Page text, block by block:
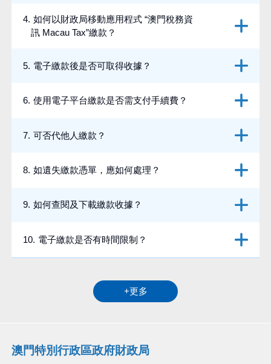
4. 如何以財政局移動應用程式 “澳門稅務資
訊 Macau Tax”繳款？
5. 電子繳款後是否可取得收據？
6. 使用電子平台繳款是否需支付手續費？
7. 可否代他人繳款？
8. 如遺失繳款憑單，應如何處理？
9. 如何查閱及下載繳款收據？
10. 電子繳款是否有時間限制？
+更多
澳門特別行政區政府財政局